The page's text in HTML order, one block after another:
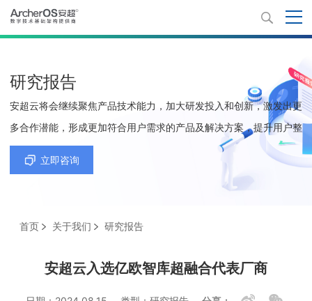
研究报告
安超云将会继续聚焦产品技术能力，加大研发投入和创新，激发出更
多合作潜能，形成更加符合用户需求的产品及解决方案，提升用户整
体使用体验和稳定安全性，推动生态产业共赢，助力我国数字化转
立即咨询
首页 关于我们 研究报告
安超云入选亿欧智库超融合代表厂商